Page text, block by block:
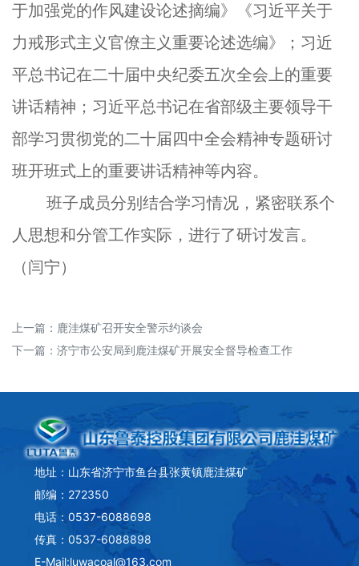
于加强党的作风建设论述摘编》《习近平关于
力戒形式主义官僚主义重要论述选编》；习近
平总书记在二十届中央纪委五次全会上的重要
讲话精神；习近平总书记在省部级主要领导干
部学习贯彻党的二十届四中全会精神专题研讨
班开班式上的重要讲话精神等内容。
班子成员分别结合学习情况，紧密联系个
人思想和分管工作实际，进行了研讨发言。
（闫宁）
上一篇： 鹿洼煤矿召开安全警示约谈会
下一篇： 济宁市公安局到鹿洼煤矿开展安全督导检查工作
地址：山东省济宁市鱼台县张黄镇鹿洼煤矿
邮编：272350
电话：0537-6088698
传真：0537-6088898
E-Mail:luwacoal@163.com